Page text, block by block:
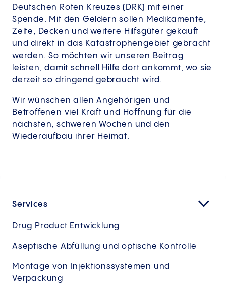
Deutschen Roten Kreuzes (DRK) mit einer
Spende. Mit den Geldern sollen Medikamente,
Zelte, Decken und weitere Hilfsgüter gekauft
und direkt in das Katastrophengebiet gebracht
werden. So möchten wir unseren Beitrag
leisten, damit schnell Hilfe dort ankommt, wo sie
derzeit so dringend gebraucht wird.
Wir wünschen allen Angehörigen und
Betroffenen viel Kraft und Hoffnung für die
nächsten, schweren Wochen und den
Wiederaufbau ihrer Heimat.
Services
Drug Product Entwicklung
Aseptische Abfüllung und optische Kontrolle
Montage von Injektionssystemen und
Verpackung